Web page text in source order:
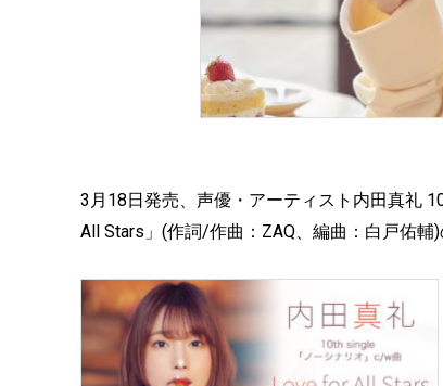
3月18日発売、声優・アーティスト内田真礼
All Stars」(作詞/作曲：ZAQ、編曲：白戸佑輔)